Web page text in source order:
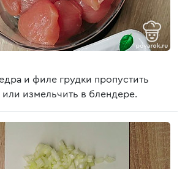
и филе грудки пропустить
измельчить в блендере.